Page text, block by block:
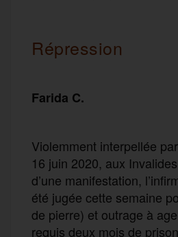
Répression
Farida C.
Violemment interpellée
16 juin 2020, aux
d’une manifestation,
été jugée cette semaine
de pierre) et outrage à
requis deux mois de